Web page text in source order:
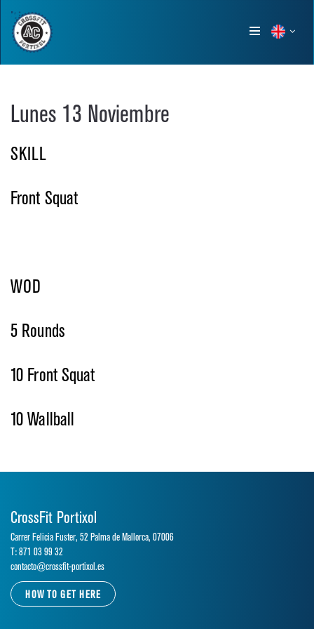
Show
Lunes 13 Noviembre
SKILL
Front Squat
WOD
5 Rounds
10 Front Squat
10 Wallball
CrossFit Portixol
Carrer Felicia Fuster, 52 Palma de Mallorca, 07006
T: 871 03 99 32
contacto@crossfit-portixol.es
HOW TO GET HERE